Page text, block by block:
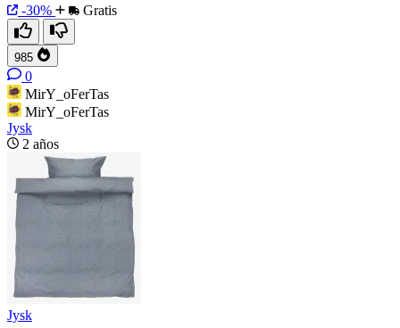
-30% Gratis
985
0
MirY_oFerTas
MirY_oFerTas
Jysk
2 años
Jysk